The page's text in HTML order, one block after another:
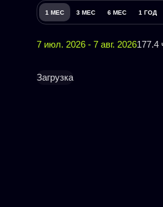
1 МЕС 3 МЕС 6 МЕС 1 ГОД
7 июл. 2026 - 7 авг. 2026177.4
Загрузка